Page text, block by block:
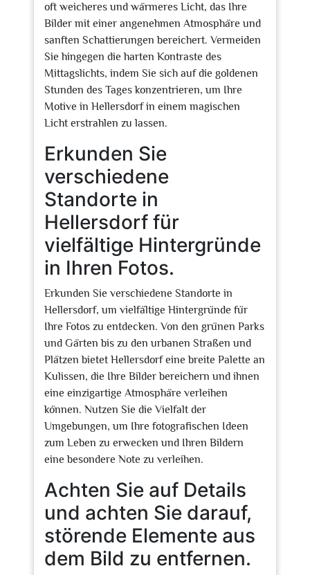
oft weicheres und wärmeres Licht, das Ihre
Bilder mit einer angenehmen Atmosphäre und
sanften Schattierungen bereichert. Vermeiden
Sie hingegen die harten Kontraste des
Mittagslichts, indem Sie sich auf die goldenen
Stunden des Tages konzentrieren, um Ihre
Motive in Hellersdorf in einem magischen
Licht erstrahlen zu lassen.
Erkunden Sie
verschiedene
Standorte in
Hellersdorf für
vielfältige Hintergründe
in Ihren Fotos.
Erkunden Sie verschiedene Standorte in
Hellersdorf, um vielfältige Hintergründe für
Ihre Fotos zu entdecken. Von den grünen Parks
und Gärten bis zu den urbanen Straßen und
Plätzen bietet Hellersdorf eine breite Palette an
Kulissen, die Ihre Bilder bereichern und ihnen
eine einzigartige Atmosphäre verleihen
können. Nutzen Sie die Vielfalt der
Umgebungen, um Ihre fotografischen Ideen
zum Leben zu erwecken und Ihren Bildern
eine besondere Note zu verleihen.
Achten Sie auf Details
und achten Sie darauf,
störende Elemente aus
dem Bild zu entfernen.